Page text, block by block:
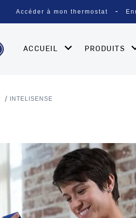
Accéder à mon thermostat
ACCUEIL PRODUITS
INTELISENSE